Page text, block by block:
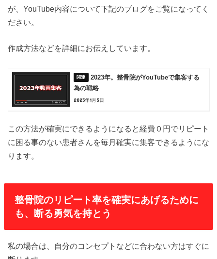
が、YouTube内容について下記のブログをご覧になってく
ださい。
作成方法などを詳細にお伝えしています。
2023年。整骨院がYouTubeで集客する
為の戦略
2023年1月5日
この方法が確実にできるようになると経費０円でリピート
に困る事のない患者さんを毎月確実に集客できるようにな
ります。
整骨院のリピート率を確実にあげるために
も、断る勇気を持とう
私の場合は、自分のコンセプトなどに合わない方はすぐに